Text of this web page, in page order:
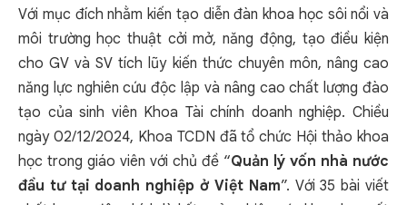
Với mục đích nhằm kiến tạo diễn đàn khoa học sôi nổi và
môi trường học thuật cởi mở, năng động, tạo điều kiện
cho GV và SV tích lũy kiến thức chuyên môn, nâng cao
năng lực nghiên cứu độc lập và nâng cao chất lượng đào
tạo của sinh viên Khoa Tài chính doanh nghiệp. Chiều
ngày 02/12/2024, Khoa TCDN đã tổ chức Hội thảo khoa
học trong giáo viên với chủ đề “Quản lý vốn nhà nước
đầu tư tại doanh nghiệp ở Việt Nam”. Với 35 bài viết